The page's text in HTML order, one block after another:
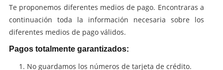
Te proponemos diferentes medios de pago. Encontraras a
continuación toda la información necesaria sobre los
diferentes medios de pago válidos.
Pagos totalmente garantizados:
No guardamos los números de tarjeta de crédito.